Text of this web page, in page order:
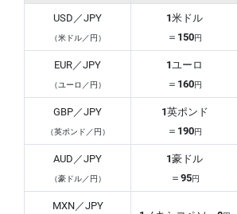
USD／JPY
（米ドル／円）
1米ドル
＝ 150円
EUR／JPY
（ユーロ／円）
1 ユーロ
＝ 160円
GBP／JPY
（英ポンド／円）
1英ポンド
＝ 190円
AUD／JPY
（豪ドル／円）
1豪ドル
＝ 95円
MXN／JPY